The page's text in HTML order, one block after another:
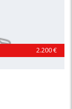
2.200 €